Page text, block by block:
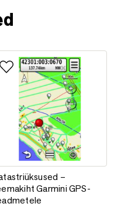
Garmini seadmetele
Lisa lemmikutesse
– teemakiht
–
Garmini GPS-